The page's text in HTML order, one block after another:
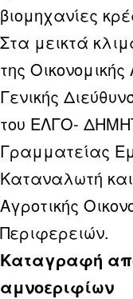
βιομηχανίες
Στα μεικτά
της
Γενικής
του ΕΛΓΟ-
Γραμματείας
Καταναλωτή
Αγροτικής
Περιφερειών.
Καταγραφή
αμνοεριφίων